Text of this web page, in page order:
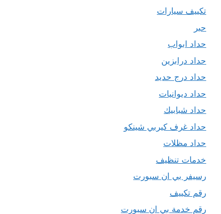
تكييف سيارات
حبر
حداد ابواب
حداد درابزين
حداد درج حديد
حداد ديوانيات
حداد شبابيك
حداد غرف كيربي شينكو
حداد مظلات
خدمات تنظيف
رسيفر بي ان سبورت
رقم تكييف
رقم خدمة بي ان سبورت